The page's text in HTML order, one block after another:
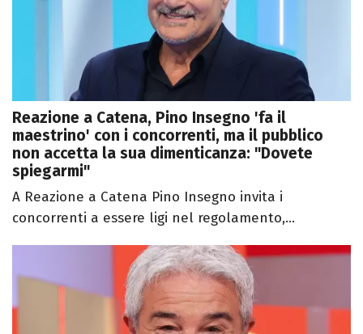
Reazione a Catena, Pino Insegno 'fa il
maestrino' con i concorrenti, ma il pubblico
non accetta la sua dimenticanza: "Dovete
spiegarmi"
A Reazione a Catena Pino Insegno invita i
concorrenti a essere ligi nel regolamento,...